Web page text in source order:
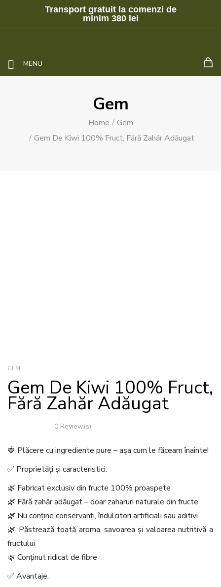
Transport gratuit la comenzi de
minim 380 lei
MENU
Gem
Home
Gem
Gem De Kiwi 100% Fruct, Fără Zahăr Adăugat
GEM
Gem De Kiwi 100% Fruct,
Fără Zahăr Adăugat
0 Review(s)
🍓 Plăcere cu ingrediente pure – așa cum le făceam înainte!
✅ Proprietăți și caracteristici:
🌿 Fabricat exclusiv din fructe 100% proaspete
🌿 Fără zahăr adăugat – doar zaharuri naturale din fructe
🌿 Nu conține conservanți, îndulcitori artificiali sau aditivi
🌿 Păstrează toată aroma, savoarea și valoarea nutritivă a
fructului
🌿 Conținut ridicat de fibre
✅ Avantaje: